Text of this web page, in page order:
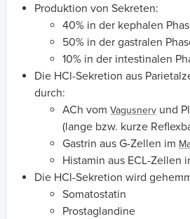
Produktion von Sekreten:
40% in der kephalen
50% in der gastralen
10% in der intestinalen
Die HCl-Sekretion aus
durch:
ACh vom Vagusnerv und
(lange bzw. kurze
Gastrin aus G-Zellen im
Histamin aus ECL-Zellen
Die HCl-Sekretion wird
Somatostatin
Prostaglandine